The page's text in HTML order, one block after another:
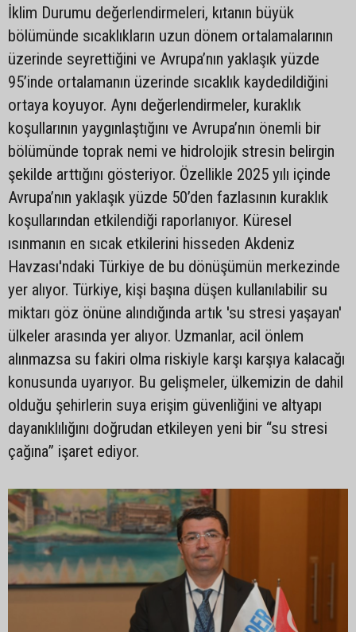
İklim Durumu değerlendirmeleri, kıtanın büyük
bölümünde sıcaklıkların uzun dönem ortalamalarının
üzerinde seyrettiğini ve Avrupa’nın yaklaşık yüzde
95’inde ortalamanın üzerinde sıcaklık kaydedildiğini
ortaya koyuyor. Aynı değerlendirmeler, kuraklık
koşullarının yaygınlaştığını ve Avrupa’nın önemli bir
bölümünde toprak nemi ve hidrolojik stresin belirgin
şekilde arttığını gösteriyor. Özellikle 2025 yılı içinde
Avrupa’nın yaklaşık yüzde 50’den fazlasının kuraklık
koşullarından etkilendiği raporlanıyor. Küresel
ısınmanın en sıcak etkilerini hisseden Akdeniz
Havzası'ndaki Türkiye de bu dönüşümün merkezinde
yer alıyor. Türkiye, kişi başına düşen kullanılabilir su
miktarı göz önüne alındığında artık 'su stresi yaşayan'
ülkeler arasında yer alıyor. Uzmanlar, acil önlem
alınmazsa su fakiri olma riskiyle karşı karşıya kalacağı
konusunda uyarıyor. Bu gelişmeler, ülkemizin de dahil
olduğu şehirlerin suya erişim güvenliğini ve altyapı
dayanıklılığını doğrudan etkileyen yeni bir “su stresi
çağına” işaret ediyor.